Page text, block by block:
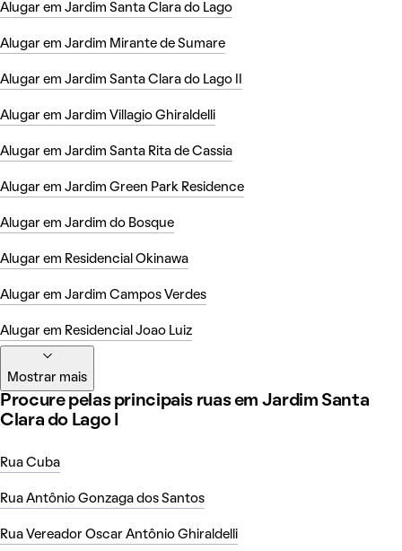
Alugar em Jardim Santa Clara do Lago
Alugar em Jardim Mirante de Sumare
Alugar em Jardim Santa Clara do Lago II
Alugar em Jardim Villagio Ghiraldelli
Alugar em Jardim Santa Rita de Cassia
Alugar em Jardim Green Park Residence
Alugar em Jardim do Bosque
Alugar em Residencial Okinawa
Alugar em Jardim Campos Verdes
Alugar em Residencial Joao Luiz
Mostrar mais
Procure pelas principais ruas em Jardim Santa
Clara do Lago I
Rua Cuba
Rua Antônio Gonzaga dos Santos
Rua Vereador Oscar Antônio Ghiraldelli